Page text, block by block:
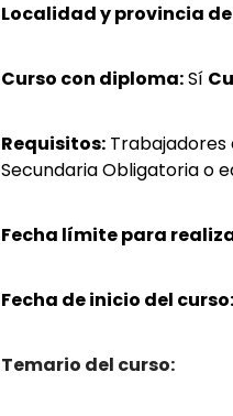
Localidad y provincia
Curso con diploma:Sí
Requisitos: Trabajadores
Secundaria Obligatoria o
Fecha límite para
Fecha de inicio del curso:
Temario del curso: